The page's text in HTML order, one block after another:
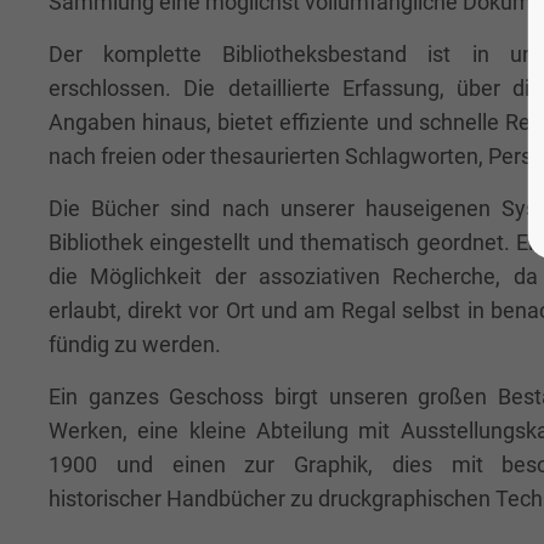
Der komplette Bibliotheksbestand ist in
erschlossen. Die detaillierte Erfassung, über
Angaben hinaus, bietet effiziente und schnelle
nach freien oder thesaurierten Schlagworten,
Die Bücher sind nach unserer hauseigenen
Bibliothek eingestellt und thematisch geordnet.
die Möglichkeit der assoziativen Recherche,
erlaubt, direkt vor Ort und am Regal selbst in
fündig zu werden.
Ein ganzes Geschoss birgt unseren großen
Werken, eine kleine Abteilung mit
1900 und einen zur Graphik, dies mit
historischer Handbücher zu druckgraphischen